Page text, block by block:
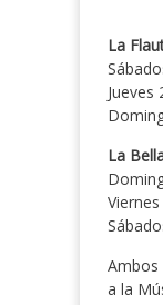
La
Jueves
La
Ambos
a la